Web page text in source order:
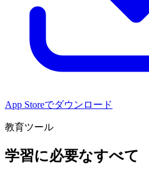
App Storeでダウンロード
教育ツール
学習に必要なすべて